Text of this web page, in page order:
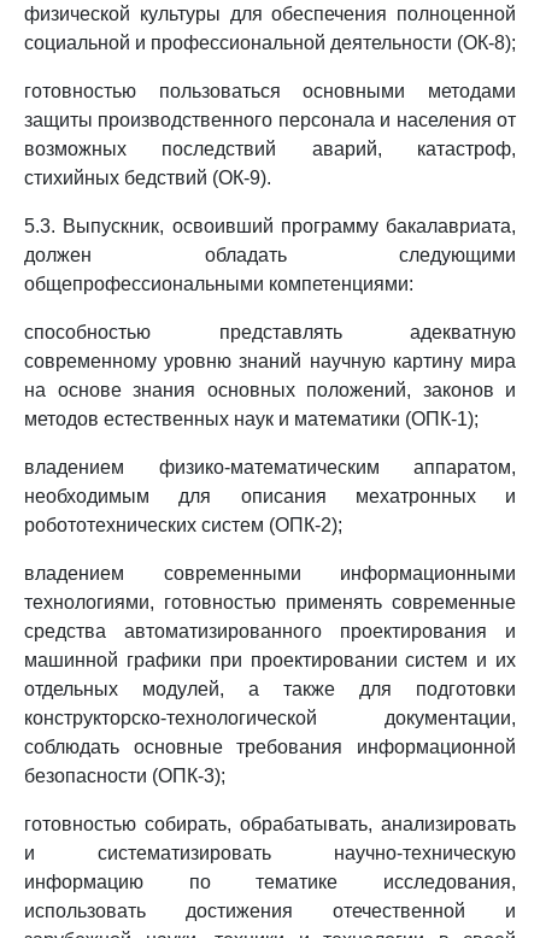
физической культуры для обеспечения полноценной
социальной и профессиональной деятельности (ОК-8);
готовностью пользоваться основными методами
защиты производственного персонала и населения от
возможных последствий аварий, катастроф,
стихийных бедствий (ОК-9).
5.3. Выпускник, освоивший программу бакалавриата,
должен обладать следующими
общепрофессиональными компетенциями:
способностью представлять адекватную
современному уровню знаний научную картину мира
на основе знания основных положений, законов и
методов естественных наук и математики (ОПК-1);
владением физико-математическим аппаратом,
необходимым для описания мехатронных и
робототехнических систем (ОПК-2);
владением современными информационными
технологиями, готовностью применять современные
средства автоматизированного проектирования и
машинной графики при проектировании систем и их
отдельных модулей, а также для подготовки
конструкторско-технологической документации,
соблюдать основные требования информационной
безопасности (ОПК-3);
готовностью собирать, обрабатывать, анализировать
и систематизировать научно-техническую
информацию по тематике исследования,
использовать достижения отечественной и